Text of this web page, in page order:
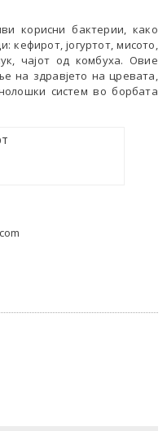
корисни бактерии, како
кефирот, јогуртот, мисото,
чајот од комбуха. Овие
на здравјето на цревата,
систем во борбата